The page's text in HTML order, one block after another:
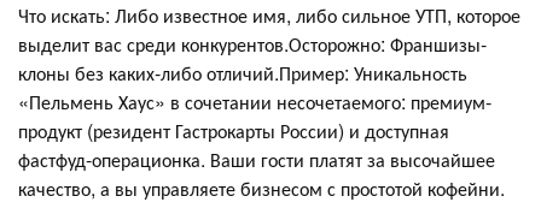
Что искать: Либо известное имя, либо сильное УТП, которое
выделит вас среди конкурентов.Осторожно: Франшизы-
клоны без каких-либо отличий.Пример: Уникальность
«Пельмень Хаус» в сочетании несочетаемого: премиум-
продукт (резидент Гастрокарты России) и доступная
фастфуд-операционка. Ваши гости платят за высочайшее
качество, а вы управляете бизнесом с простотой кофейни.